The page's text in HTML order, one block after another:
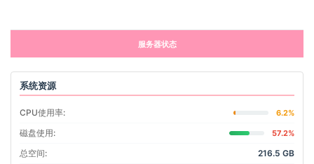
服务器状态
系统资源
CPU使用率: 6.2%
磁盘使用: 57.2%
总空间:
216.5 GB